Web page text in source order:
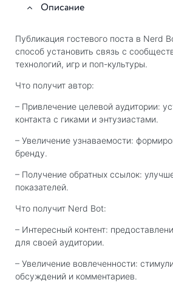
Описание
Публикация гостевого поста в Nerd
способ установить связь с
технологий, игр и поп-культуры.
Что получит автор:
– Привлечение целевой аудитории:
контакта с гиками и энтузиастами.
– Увеличение узнаваемости:
бренду.
– Получение обратных ссылок:
показателей.
Что получит Nerd Bot:
– Интересный контент:
для своей аудитории.
– Увеличение вовлеченности:
обсуждений и комментариев.